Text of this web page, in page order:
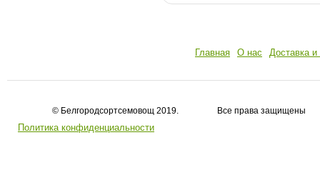
Главная О нас Доставка и
© Белгородсортсемовощ 2019. Все права защищены
Политика конфиденциальности